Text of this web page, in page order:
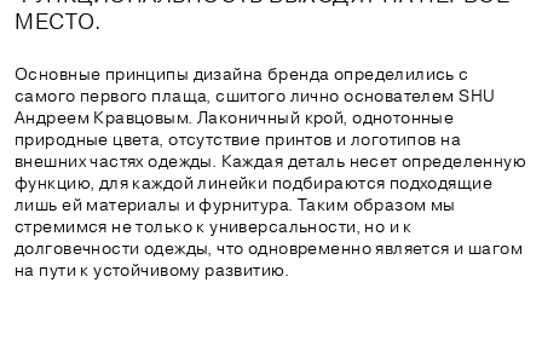
МЕСТО.
Основные принципы дизайна бренда определились с
самого первого плаща, сшитого лично основателем SHU
Андреем Кравцовым. Лаконичный крой, однотонные
природные цвета, отсутствие принтов и логотипов на
внешних частях одежды. Каждая деталь несет определенную
функцию, для каждой линейки подбираются подходящие
лишь ей материалы и фурнитура. Таким образом мы
стремимся не только к универсальности, но и к
долговечности одежды, что одновременно является и шагом
на пути к устойчивому развитию.